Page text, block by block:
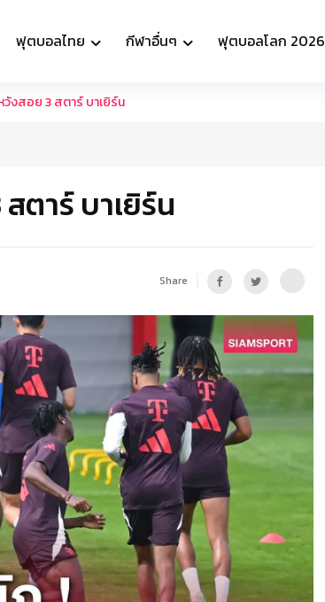
ฟุตบอลไทย กีฬาอื่นๆ ฟุตบอลโลก 2026
วังสอย 3 สตาร์ บาเยิร์น
ตาร์ บาเยิร์น
Share